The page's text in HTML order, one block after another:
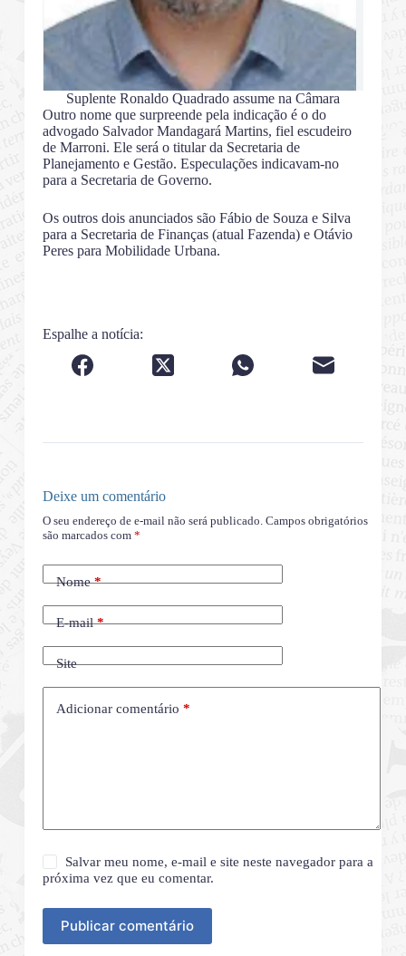
Suplente Ronaldo Quadrado assume na Câmara
Outro nome que surpreende pela indicação é o do
advogado Salvador Mandagará Martins, fiel escudeiro
de Marroni. Ele será o titular da Secretaria de
Planejamento e Gestão. Especulações indicavam-no
para a Secretaria de Governo.
Os outros dois anunciados são Fábio de Souza e Silva
para a Secretaria de Finanças (atual Fazenda) e Otávio
Peres para Mobilidade Urbana.
Espalhe a notícia:
Deixe um comentário
O seu endereço de e-mail não será publicado. Campos obrigatórios
são marcados com *
Nome*
E-mail*
Site
Adicionar comentário *
Salvar meu nome, e-mail e site neste navegador para a
próxima vez que eu comentar.
Publicar comentário